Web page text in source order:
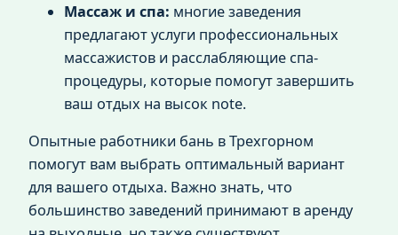
Массаж и спа: многие заведения
предлагают услуги профессиональных
массажистов и расслабляющие спа-
процедуры, которые помогут завершить
ваш отдых на высок note.
Опытные работники бань в Трехгорном
помогут вам выбрать оптимальный вариант
для вашего отдыха. Важно знать, что
большинство заведений принимают в аренду